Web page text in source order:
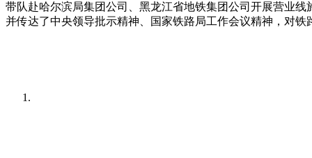
带队赴哈尔滨局集团公司、黑龙江省地铁集团公司开展营业
并传达了中央领导批示精神、国家铁路局工作会议精神，对